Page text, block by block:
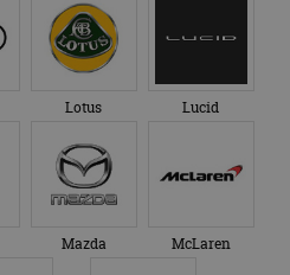
Lotus Lucid
Mazda McLaren